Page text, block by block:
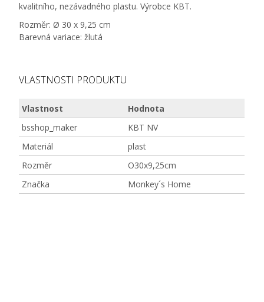
kvalitního, nezávadného plastu. Výrobce KBT.
Rozměr: Ø 30 x 9,25 cm
Barevná variace: žlutá
VLASTNOSTI PRODUKTU
Vlastnost
Hodnota
bsshop_maker
KBT NV
Materiál
plast
Rozměr
O30x9,25cm
Značka
Monkey´s Home